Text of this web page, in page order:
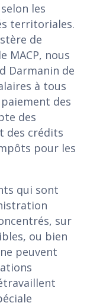
les
territoriales.
de
MACP, nous
Darmanin de
à tous
des
des
des crédits
pour les
qui sont
sur
ou bien
peuvent